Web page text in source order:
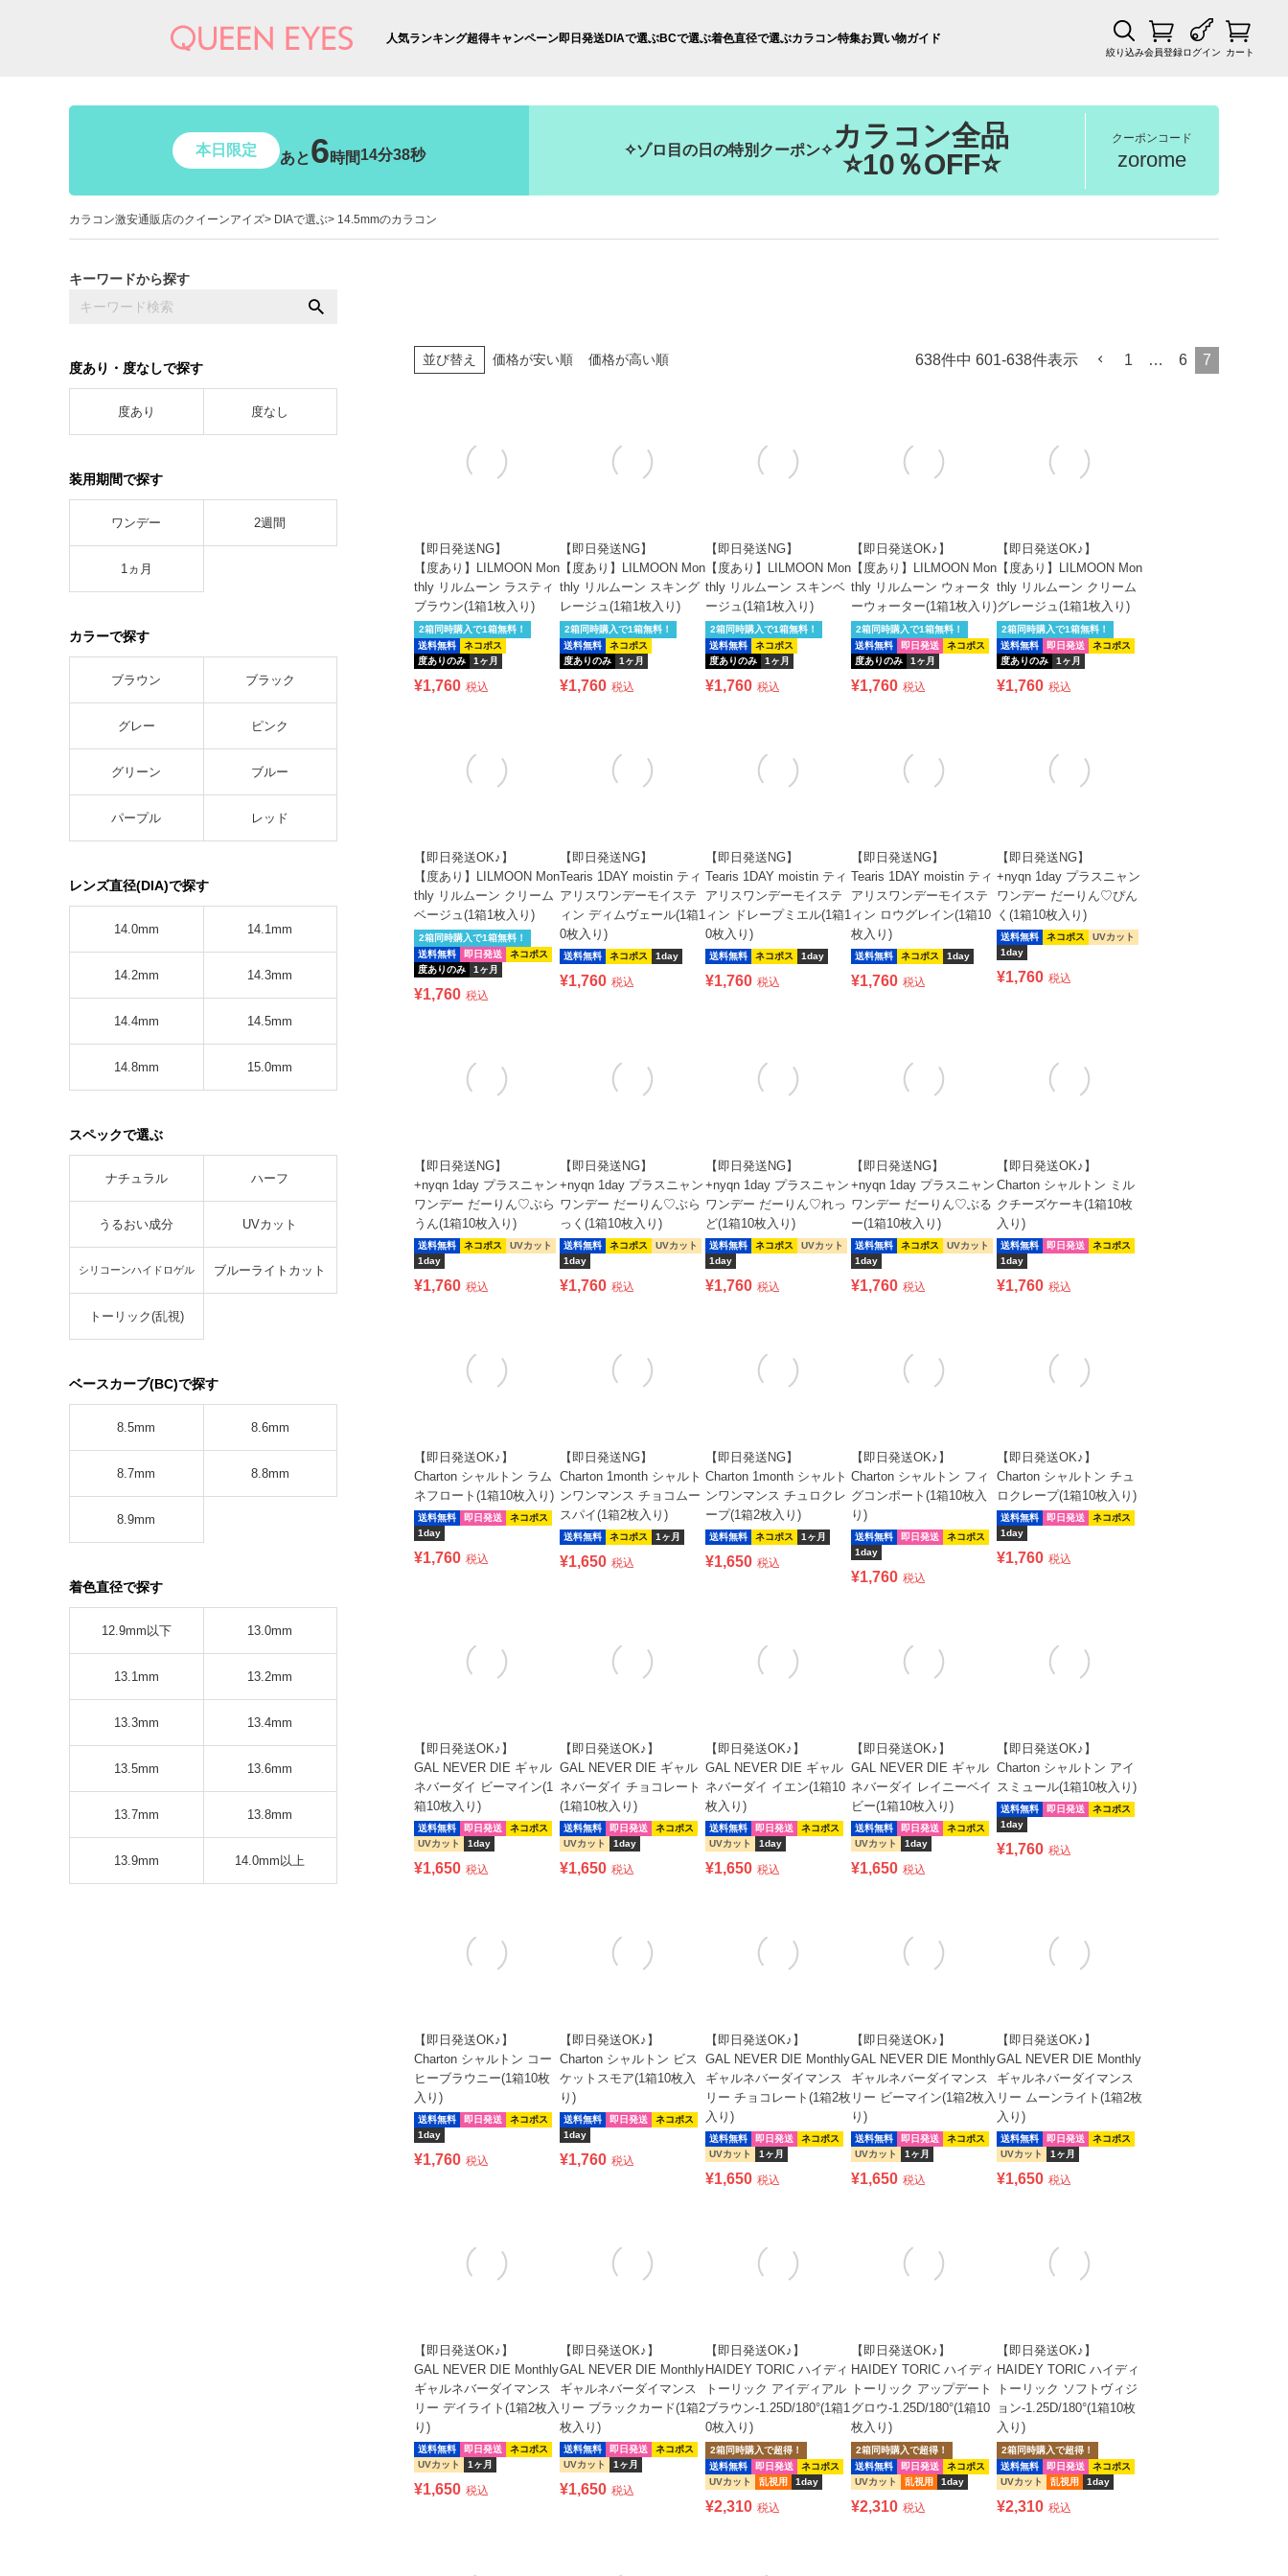
人気ランキング超得キャンペーン即日発送DIAで選ぶBCで選ぶ着色直径で選ぶカラコン特集お買い物ガイド
絞り込み会員登録ログイン カート
本日限定 あと6時間14分37秒 ✧ゾロ目の日の特別クーポン✧ カラコン全品
⭐10％OFF⭐
クーポンコード
zorome
カラコン激安通販店のクイーンアイズ DIAで選ぶ 14.5mmのカラコン
キーワードから探す
度あり・度なしで探す
度あり 度なし
装用期間で探す
ワンデー 2週間
1ヵ月
カラーで探す
ブラウン ブラック
グレー ピンク
グリーン ブルー
パープル レッド
レンズ直径(DIA)で探す
14.0mm 14.1mm
14.2mm 14.3mm
14.4mm 14.5mm
14.8mm 15.0mm
スペックで選ぶ
ナチュラル ハーフ
うるおい成分 UVカット
シリコーンハイドロゲル ブルーライトカット
トーリック(乱視)
ベースカーブ(BC)で探す
8.5mm 8.6mm
8.7mm 8.8mm
8.9mm
着色直径で探す
12.9mm以下 13.0mm
13.1mm 13.2mm
13.3mm 13.4mm
13.5mm 13.6mm
13.7mm 13.8mm
13.9mm 14.0mm以上
並び替え 価格が安い順 価格が高い順 638件中 601-638件表示 1 … 6 7
【即日発送NG】
【度あり】LILMOON Mon
thly リルムーン ラスティ
ブラウン(1箱1枚入り)
送料無料
ネコポス
度ありのみ
1ヶ月
2箱同時購入で1箱無料！
¥1,760 税込
【即日発送NG】
【度あり】LILMOON Mon
thly リルムーン スキング
レージュ(1箱1枚入り)
送料無料
ネコポス
度ありのみ
1ヶ月
2箱同時購入で1箱無料！
¥1,760 税込
【即日発送NG】
【度あり】LILMOON Mon
thly リルムーン スキンベ
ージュ(1箱1枚入り)
送料無料
ネコポス
度ありのみ
1ヶ月
2箱同時購入で1箱無料！
¥1,760 税込
【即日発送OK♪】
【度あり】LILMOON Mon
thly リルムーン ウォータ
ーウォーター(1箱1枚入り)
送料無料 即日発送
ネコポス
度ありのみ
1ヶ月
2箱同時購入で1箱無料！
¥1,760 税込
【即日発送OK♪】
【度あり】LILMOON Mon
thly リルムーン クリーム
グレージュ(1箱1枚入り)
送料無料 即日発送
ネコポス
度ありのみ
1ヶ月
2箱同時購入で1箱無料！
¥1,760 税込
【即日発送OK♪】
【度あり】LILMOON Mon
thly リルムーン クリーム
ベージュ(1箱1枚入り)
送料無料 即日発送
ネコポス
度ありのみ
1ヶ月
2箱同時購入で1箱無料！
¥1,760 税込
【即日発送NG】
Tearis 1DAY moistin ティ
アリスワンデーモイステ
ィン ディムヴェール(1箱1
0枚入り)
送料無料 ネコポス 1day
¥1,760 税込
【即日発送NG】
Tearis 1DAY moistin ティ
アリスワンデーモイステ
ィン ドレープミエル(1箱1
0枚入り)
送料無料 ネコポス 1day
¥1,760 税込
【即日発送NG】
Tearis 1DAY moistin ティ
アリスワンデーモイステ
ィン ロウグレイン(1箱10
枚入り)
送料無料 ネコポス 1day
¥1,760 税込
【即日発送NG】
+nyqn 1day プラスニャン
ワンデー だーりん♡ぴん
く(1箱10枚入り)
送料無料 ネコポス
UVカット
1day
¥1,760 税込
【即日発送NG】
+nyqn 1day プラスニャン
ワンデー だーりん♡ぶら
うん(1箱10枚入り)
送料無料 ネコポス
UVカット
1day
¥1,760 税込
【即日発送NG】
+nyqn 1day プラスニャン
ワンデー だーりん♡ぶら
っく(1箱10枚入り)
送料無料 ネコポス
UVカット
1day
¥1,760 税込
【即日発送NG】
+nyqn 1day プラスニャン
ワンデー だーりん♡れっ
ど(1箱10枚入り)
送料無料 ネコポス
UVカット
1day
¥1,760 税込
【即日発送NG】
+nyqn 1day プラスニャン
ワンデー だーりん♡ぶる
ー(1箱10枚入り)
送料無料 ネコポス
UVカット
1day
¥1,760 税込
【即日発送OK♪】
Charton シャルトン ミル
クチーズケーキ(1箱10枚
入り)
送料無料 即日発送
ネコポス
1day
¥1,760 税込
【即日発送OK♪】
Charton シャルトン ラム
ネフロート(1箱10枚入り)
送料無料 即日発送
ネコポス
1day
¥1,760 税込
【即日発送NG】
Charton 1month シャルト
ンワンマンス チョコムー
スパイ(1箱2枚入り)
送料無料 ネコポス 1ヶ月
¥1,650 税込
【即日発送NG】
Charton 1month シャルト
ンワンマンス チュロクレ
ープ(1箱2枚入り)
送料無料 ネコポス 1ヶ月
¥1,650 税込
【即日発送OK♪】
Charton シャルトン フィ
グコンポート(1箱10枚入
り)
送料無料 即日発送
ネコポス
1day
¥1,760 税込
【即日発送OK♪】
Charton シャルトン チュ
ロクレープ(1箱10枚入り)
送料無料 即日発送
ネコポス
1day
¥1,760 税込
【即日発送OK♪】
GAL NEVER DIE ギャル
ネバーダイ ビーマイン(1
箱10枚入り)
送料無料 即日発送
ネコポス
UVカット
1day
¥1,650 税込
【即日発送OK♪】
GAL NEVER DIE ギャル
ネバーダイ チョコレート
(1箱10枚入り)
送料無料 即日発送
ネコポス
UVカット
1day
¥1,650 税込
【即日発送OK♪】
GAL NEVER DIE ギャル
ネバーダイ イエン(1箱10
枚入り)
送料無料 即日発送
ネコポス
UVカット
1day
¥1,650 税込
【即日発送OK♪】
GAL NEVER DIE ギャル
ネバーダイ レイニーベイ
ビー(1箱10枚入り)
送料無料 即日発送
ネコポス
UVカット
1day
¥1,650 税込
【即日発送OK♪】
Charton シャルトン アイ
スミュール(1箱10枚入り)
送料無料 即日発送
ネコポス
1day
¥1,760 税込
【即日発送OK♪】
Charton シャルトン コー
ヒーブラウニー(1箱10枚
入り)
送料無料 即日発送
ネコポス
1day
¥1,760 税込
【即日発送OK♪】
Charton シャルトン ビス
ケットスモア(1箱10枚入
り)
送料無料 即日発送
ネコポス
1day
¥1,760 税込
【即日発送OK♪】
GAL NEVER DIE Monthly
ギャルネバーダイマンス
リー チョコレート(1箱2枚
入り)
送料無料 即日発送
ネコポス
UVカット
1ヶ月
¥1,650 税込
【即日発送OK♪】
GAL NEVER DIE Monthly
ギャルネバーダイマンス
リー ビーマイン(1箱2枚入
り)
送料無料 即日発送
ネコポス
UVカット
1ヶ月
¥1,650 税込
【即日発送OK♪】
GAL NEVER DIE Monthly
ギャルネバーダイマンス
リー ムーンライト(1箱2枚
入り)
送料無料 即日発送
ネコポス
UVカット
1ヶ月
¥1,650 税込
【即日発送OK♪】
GAL NEVER DIE Monthly
ギャルネバーダイマンス
リー デイライト(1箱2枚入
り)
送料無料 即日発送
ネコポス
UVカット
1ヶ月
¥1,650 税込
【即日発送OK♪】
GAL NEVER DIE Monthly
ギャルネバーダイマンス
リー ブラックカード(1箱2
枚入り)
送料無料 即日発送
ネコポス
UVカット
1ヶ月
¥1,650 税込
【即日発送OK♪】
HAIDEY TORIC ハイディ
トーリック アイディアル
ブラウン-1.25D/180°(1箱1
0枚入り)
送料無料 即日発送
ネコポス
UVカット
乱視用 1day
2箱同時購入で超得！
¥2,310 税込
【即日発送OK♪】
HAIDEY TORIC ハイディ
トーリック アップデート
グロウ-1.25D/180°(1箱10
枚入り)
送料無料 即日発送
ネコポス
UVカット
乱視用 1day
2箱同時購入で超得！
¥2,310 税込
【即日発送OK♪】
HAIDEY TORIC ハイディ
トーリック ソフトヴィジ
ョン-1.25D/180°(1箱10枚
入り)
送料無料 即日発送
ネコポス
UVカット
乱視用 1day
2箱同時購入で超得！
¥2,310 税込